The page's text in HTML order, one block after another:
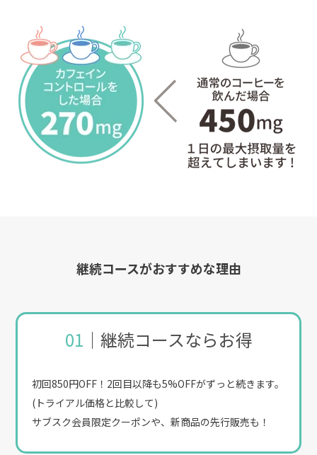
継続コースがおすすめな理由
01 ｜継続コースならお得
初回850円OFF！2回目以降も5%OFFがずっと続きます。
(トライアル価格と比較して)
サブスク会員限定クーポンや、新商品の先行販売も！